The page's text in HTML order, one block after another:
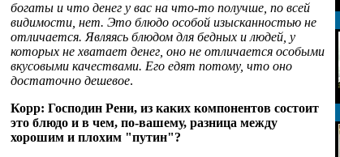
богаты и что денег у вас на что-то получше, по всей
видимости, нет. Это блюдо особой изысканностью не
отличается. Являясь блюдом для бедных и людей, у
которых не хватает денег, оно не отличается особыми
вкусовыми качествами. Его едят потому, что оно
достаточно дешевое.
Корр: Господин Рени, из каких компонентов состоит
это блюдо и в чем, по-вашему, разница между
хорошим и плохим "путин"?